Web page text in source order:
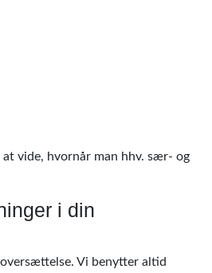
vide, hvornår man hhv. sær- og
i din
Vi benytter altid